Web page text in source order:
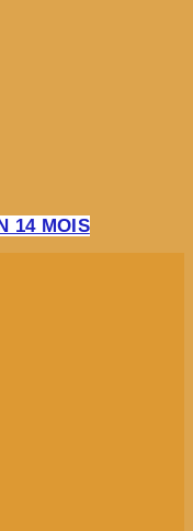
14 MOIS